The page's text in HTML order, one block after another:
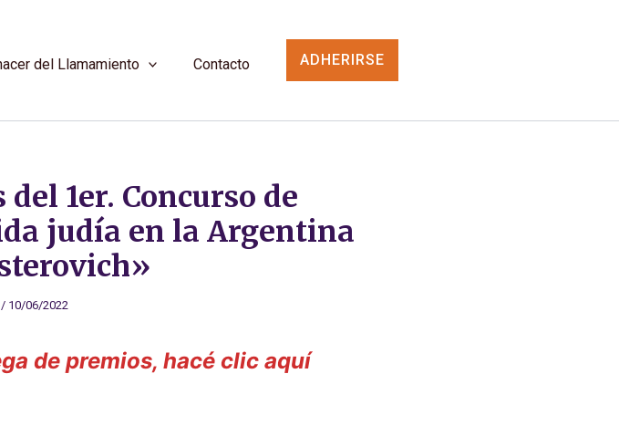
del Llamamiento Contacto ADHERIRSE
1er. Concurso de
judía en la Argentina
/ 10/06/2022
de premios, hacé clic aquí